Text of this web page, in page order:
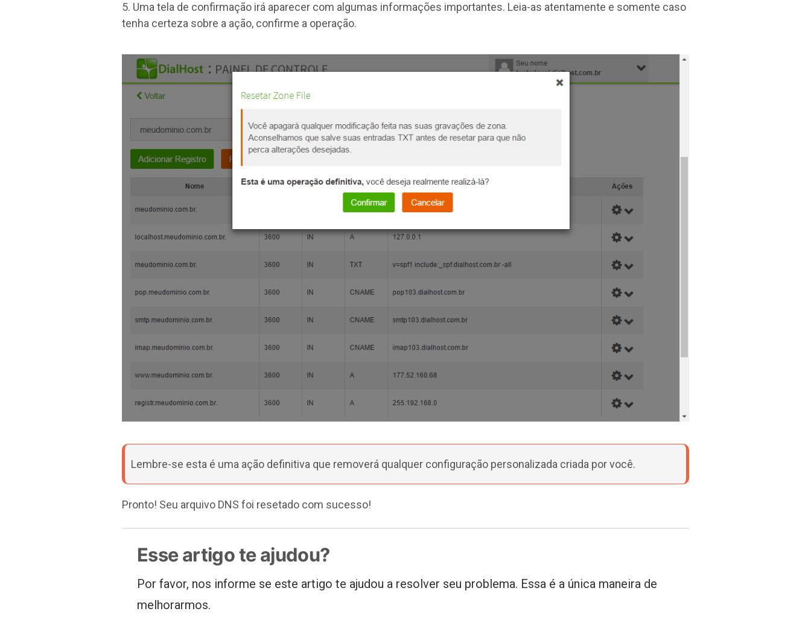
5. Uma tela de confirmação irá aparecer com algumas informações importantes. Leia-as atentamente e somente caso
tenha certeza sobre a ação, confirme a operação.
Lembre-se esta é uma ação definitiva que removerá qualquer configuração personalizada criada por você.
Pronto! Seu arquivo DNS foi resetado com sucesso!
Esse artigo te ajudou?
Por favor, nos informe se este artigo te ajudou a resolver seu problema. Essa é a única maneira de
melhorarmos.